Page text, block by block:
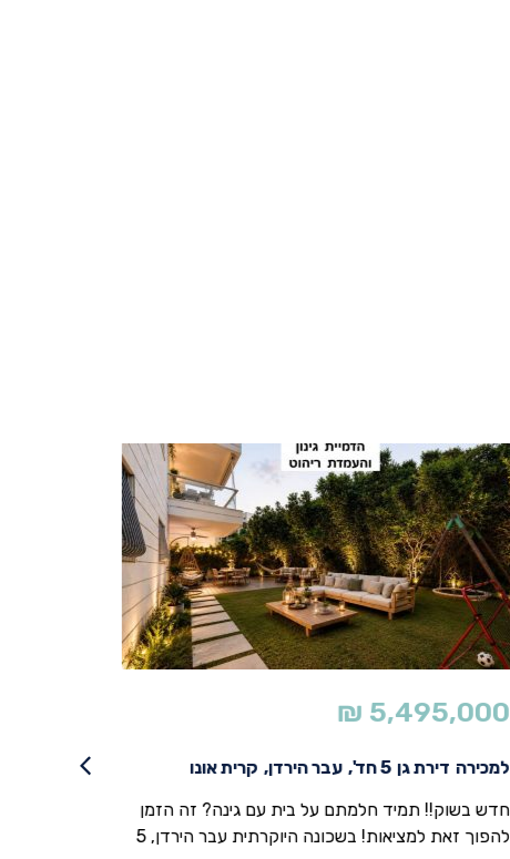
5,495,000
₪
למכירה דירת גן 5 חד', עבר הירדן, קרית אונו
חדש בשוק!! תמיד חלמתם על בית עם גינה? זה הזמן
להפוך זאת למציאות! בשכונה היוקרתית עבר הירדן, 5
למכירה